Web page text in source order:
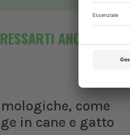
ANCHE
come
in cane e gatto